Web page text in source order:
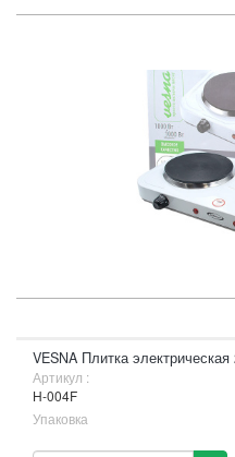
VESNA Плитка
Артикул :
H-004F
Упаковка